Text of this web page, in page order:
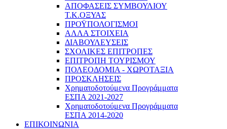
ΑΠΟΦΑΣΕΙΣ ΣΥΜΒΟΥΛΙΟΥ
Τ.Κ.ΟΞΥΑΣ
ΠΡΟΫΠΟΛΟΓΙΣΜΟΙ
ΑΛΛΑ ΣΤΟΙΧΕΙΑ
ΔΙΑΒΟΥΛΕΥΣΕΙΣ
ΣΧΟΛΙΚΕΣ ΕΠΙΤΡΟΠΕΣ
ΕΠΙΤΡΟΠΗ ΤΟΥΡΙΣΜΟΥ
ΠΟΛΕΟΔΟΜΙΑ - ΧΩΡΟΤΑΞΙΑ
ΠΡΟΣΚΛΗΣΕΙΣ
Χρηματοδοτούμενα Προγράμματα
ΕΣΠΑ 2021-2027
Χρηματοδοτούμενα Προγράμματα
ΕΣΠΑ 2014-2020
ΕΠΙΚΟΙΝΩΝΙΑ